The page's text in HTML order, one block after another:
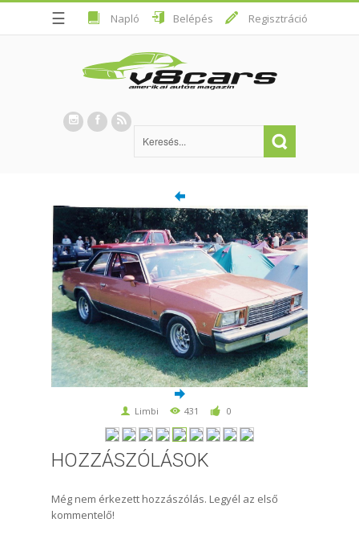
☰ Napló Belépés Regisztráció
Limbi 431 0
HOZZÁSZÓLÁSOK
Még nem érkezett hozzászólás. Legyél az első
kommentelő!